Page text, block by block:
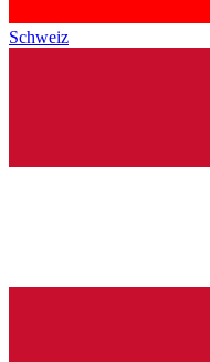
Schweiz